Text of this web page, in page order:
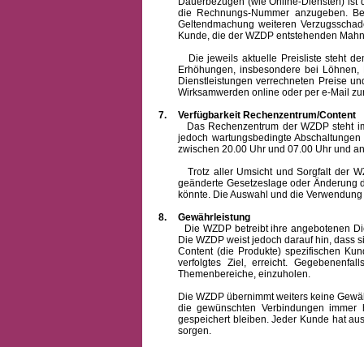
die Rechnungs-Nummer anzugeben.
Geltendmachung weiteren
Kunde, die der WZDP entstehenden
Die jeweils aktuelle Preisliste steht dem
Erhöhungen, insbesondere bei
Dienstleistungen verrechneten Preise
Wirksamwerden online oder per e-Mail
7.
Verfügbarkeit Rechenzentrum/Content
Das Rechenzentrum der WZDP steht im
jedoch wartungsbedingte
zwischen 20.00 Uhr und 07.00 Uhr und
Trotz aller Umsicht und Sorgfalt der
geänderte Gesetzeslage oder Änderung
könnte. Die Auswahl und die
8.
Gewährleistung
Die WZDP betreibt ihre angebotenen
Die WZDP weist jedoch darauf hin, dass
Content (die Produkte) spezifischen
verfolgtes Ziel, erreicht.
Themenbereiche, einzuholen.
Die WZDP übernimmt weiters keine
die gewünschten Verbindungen
gespeichert bleiben. Jeder Kunde hat
sorgen.